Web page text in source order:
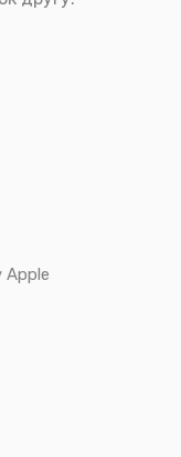
Apple